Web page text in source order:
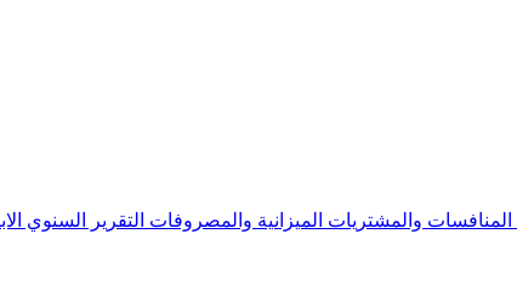
المنافسات والمشتريات الميزانية والمصروفات التقرير السنوي